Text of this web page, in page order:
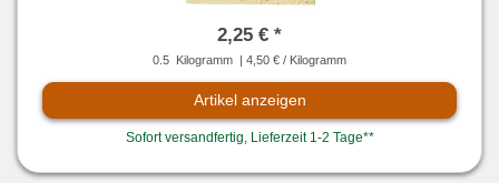
2,25 € *
0.5 Kilogramm | 4,50 € / Kilogramm
Artikel anzeigen
Sofort versandfertig, Lieferzeit 1-2 Tage**